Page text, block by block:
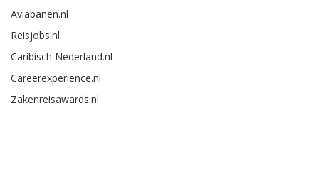
Aviabanen.nl
Reisjobs.nl
Caribisch Nederland.nl
Careerexperience.nl
Zakenreisawards.nl